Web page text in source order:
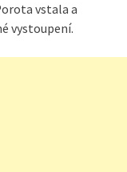
vstala a
vystoupení.